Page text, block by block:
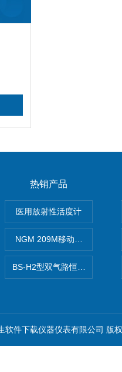
热销产品
医用放射性活度计
NGM 209M移动式惰性气体
BS-H2型双气路恒流大气采样
件下载仪器仪表有限公司 版